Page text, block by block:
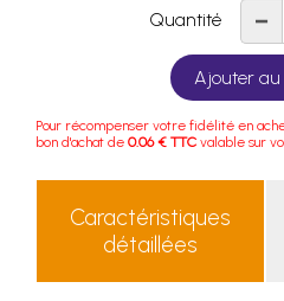
Quantité -
Ajouter
Pour récompenser votre fidélité en
bon d'achat de 0.06 € TTC valable sur
Caractéristiques
détaillées